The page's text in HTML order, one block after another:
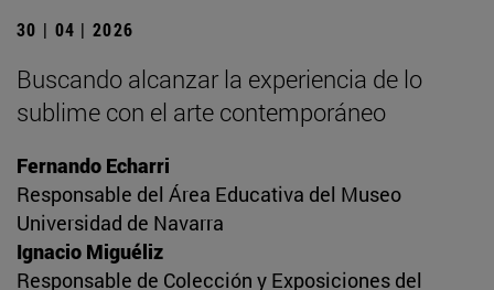
30 | 04 | 2026
Buscando alcanzar la experiencia de lo
sublime con el arte contemporáneo
Fernando Echarri
Responsable del Área Educativa del Museo
Universidad de Navarra
Ignacio Miguéliz
Responsable de Colección y Exposiciones del